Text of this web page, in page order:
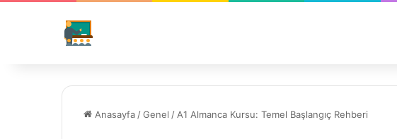
Anasayfa /Genel / A1 Almanca Kursu: Temel Başlangıç Rehberi